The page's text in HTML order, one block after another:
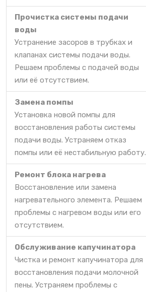
Прочистка системы подачи
воды
Устранение засоров в трубках и
клапанах системы подачи воды.
Решаем проблемы с подачей воды
или её отсутствием.
Замена помпы
Установка новой помпы для
восстановления работы системы
подачи воды. Устраняем отказ
помпы или её нестабильную работу.
Ремонт блока нагрева
Восстановление или замена
нагревательного элемента. Решаем
проблемы с нагревом воды или его
отсутствием.
Обслуживание капучинатора
Чистка и ремонт капучинатора для
восстановления подачи молочной
пены. Устраняем проблемы с